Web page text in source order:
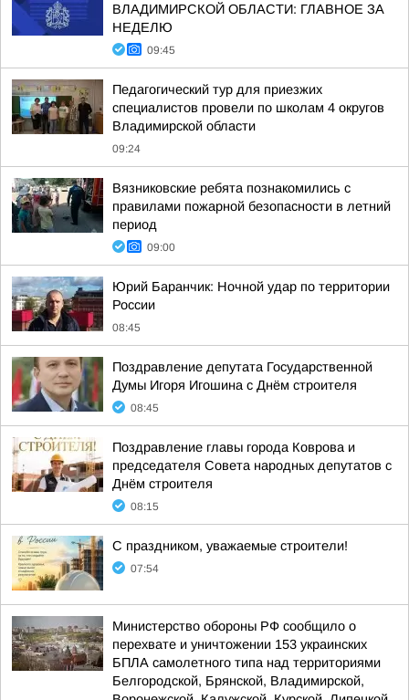
ВЛАДИМИРСКОЙ ОБЛАСТИ: ГЛАВНОЕ ЗА
НЕДЕЛЮ
09:45
Педагогический тур для приезжих
специалистов провели по школам 4 округов
Владимирской области
09:24
Вязниковские ребята познакомились с
правилами пожарной безопасности в летний
период
09:00
Юрий Баранчик: Ночной удар по территории
России
08:45
Поздравление депутата Государственной
Думы Игоря Игошина с Днём строителя
08:45
Поздравление главы города Коврова и
председателя Совета народных депутатов с
Днём строителя
08:15
С праздником, уважаемые строители!
07:54
Министерство обороны РФ сообщило о
перехвате и уничтожении 153 украинских
БПЛА самолетного типа над территориями
Белгородской, Брянской, Владимирской,